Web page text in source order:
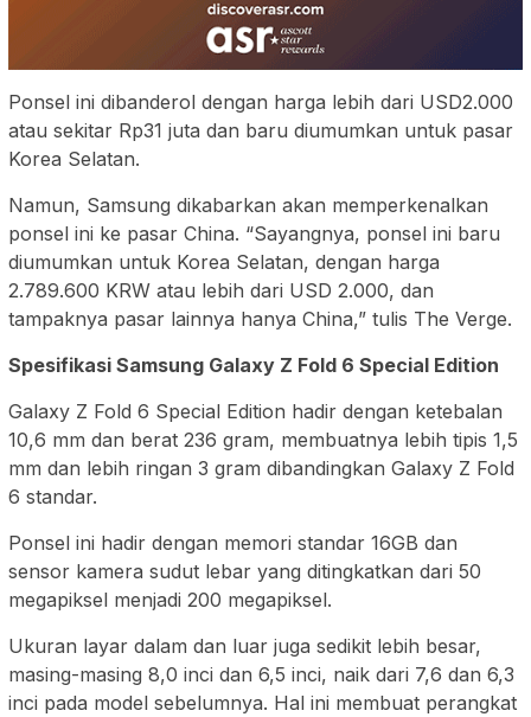
Ponsel ini dibanderol dengan harga lebih dari USD2.000
atau sekitar Rp31 juta dan baru diumumkan untuk pasar
Korea Selatan.
Namun, Samsung dikabarkan akan memperkenalkan
ponsel ini ke pasar China. “Sayangnya, ponsel ini baru
diumumkan untuk Korea Selatan, dengan harga
2.789.600 KRW atau lebih dari USD 2.000, dan
tampaknya pasar lainnya hanya China,” tulis The Verge.
Spesifikasi Samsung Galaxy Z Fold 6 Special Edition
Galaxy Z Fold 6 Special Edition hadir dengan ketebalan
10,6 mm dan berat 236 gram, membuatnya lebih tipis 1,5
mm dan lebih ringan 3 gram dibandingkan Galaxy Z Fold
6 standar.
Ponsel ini hadir dengan memori standar 16GB dan
sensor kamera sudut lebar yang ditingkatkan dari 50
megapiksel menjadi 200 megapiksel.
Ukuran layar dalam dan luar juga sedikit lebih besar,
masing-masing 8,0 inci dan 6,5 inci, naik dari 7,6 dan 6,3
inci pada model sebelumnya. Hal ini membuat perangkat